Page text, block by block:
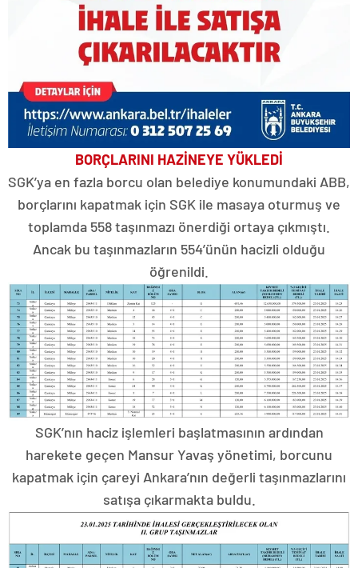
BORÇLARINI HAZİNEYE YÜKLEDİ
SGK’ya en fazla borcu olan belediye konumundaki ABB,
borçlarını kapatmak için SGK ile masaya oturmuş ve
toplamda 558 taşınmazı önerdiği ortaya çıkmıştı.
Ancak bu taşınmazların 554’ünün hacizli olduğu
öğrenildi.
SGK’nın haciz işlemleri başlatmasının ardından
harekete geçen Mansur Yavaş yönetimi, borcunu
kapatmak için çareyi Ankara’nın değerli taşınmazlarını
satışa çıkarmakta buldu.